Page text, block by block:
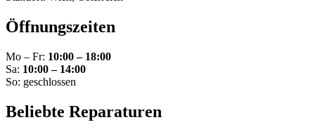
Öffnungszeiten
Mo – Fr: 10:00 – 18:00
Sa: 10:00 – 14:00
So: geschlossen
Beliebte Reparaturen